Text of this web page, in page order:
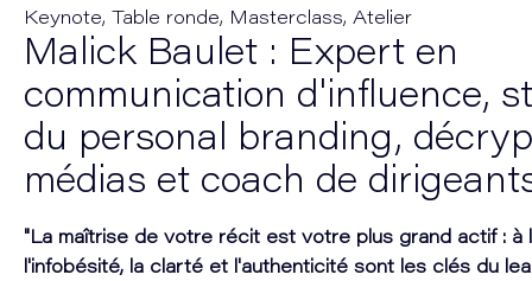
Keynote, Table ronde, Masterclass, Atelier
Malick Baulet : Expert en
communication d'influence,
du personal branding,
médias et coach de
"La maîtrise de votre récit est votre plus grand actif : à
l'infobésité, la clarté et l'authenticité sont les clés du